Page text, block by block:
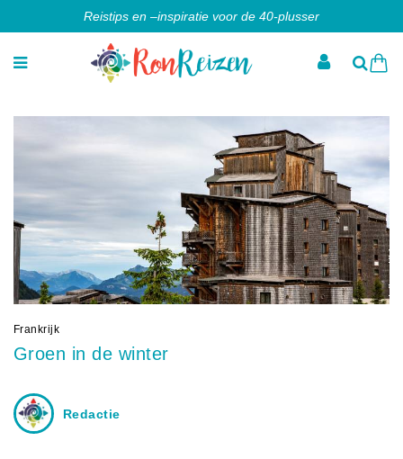
Reistips en –inspiratie voor de 40-plusser
Frankrijk
Groen in de winter
Redactie